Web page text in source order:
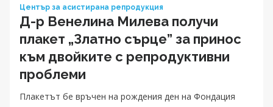
Център за асистирана репродукция
Д-р Венелина Милева получи
плакет „Златно сърце” за принос
към двойките с репродуктивни
проблеми
Плакетът бе връчен на рождения ден на Фондация